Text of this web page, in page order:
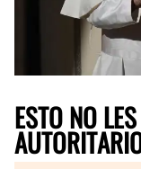
ESTO NO